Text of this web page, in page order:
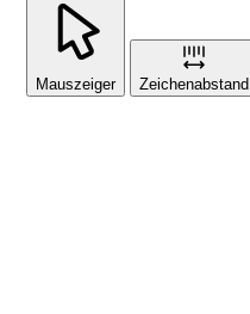
Mauszeiger Zeichenabstand